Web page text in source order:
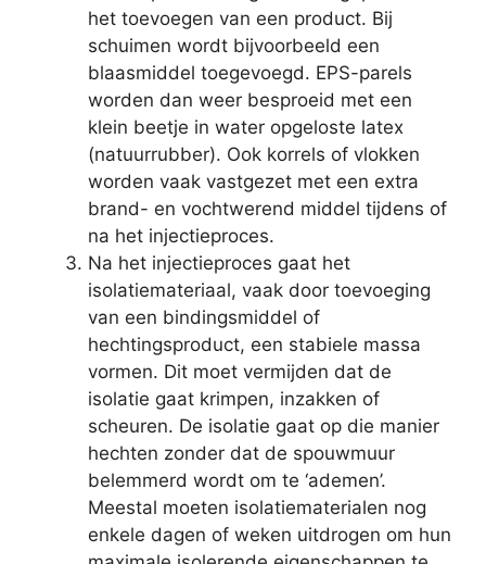
het toevoegen van een product. Bij
schuimen wordt bijvoorbeeld een
blaasmiddel toegevoegd. EPS-parels
worden dan weer besproeid met een
klein beetje in water opgeloste latex
(natuurrubber). Ook korrels of vlokken
worden vaak vastgezet met een extra
brand- en vochtwerend middel tijdens of
na het injectieproces.
Na het injectieproces gaat het
isolatiemateriaal, vaak door toevoeging
van een bindingsmiddel of
hechtingsproduct, een stabiele massa
vormen. Dit moet vermijden dat de
isolatie gaat krimpen, inzakken of
scheuren. De isolatie gaat op die manier
hechten zonder dat de spouwmuur
belemmerd wordt om te ‘ademen’.
Meestal moeten isolatiematerialen nog
enkele dagen of weken uitdrogen om hun